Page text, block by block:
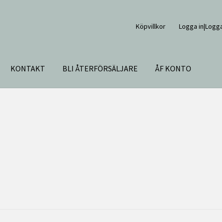
Köpvillkor Logga
KONTAKT BLI ÅTERFÖRSÄLJARE ÅF KONTO